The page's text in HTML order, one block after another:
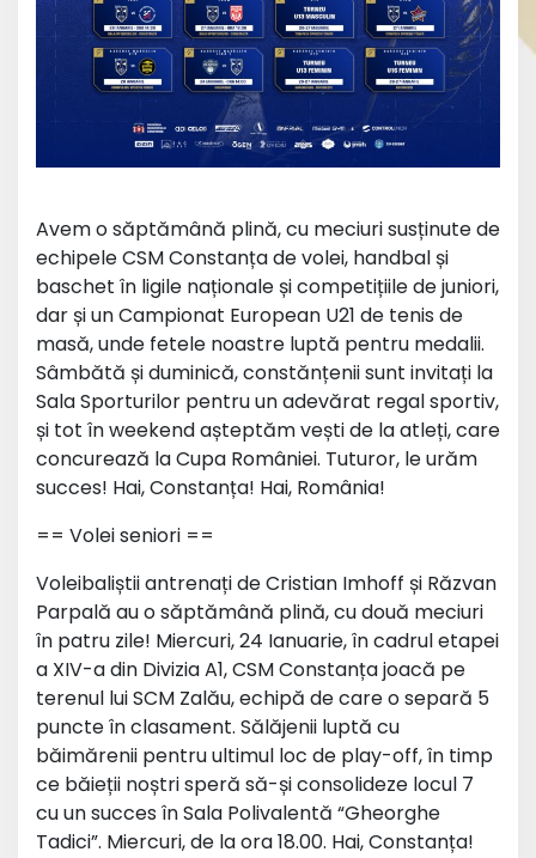
Avem o săptămână plină, cu meciuri susținute de
echipele CSM Constanța de volei, handbal și
baschet în ligile naționale și competițiile de juniori,
dar și un Campionat European U21 de tenis de
masă, unde fetele noastre luptă pentru medalii.
Sâmbătă și duminică, constănțenii sunt invitați la
Sala Sporturilor pentru un adevărat regal sportiv,
și tot în weekend așteptăm vești de la atleți, care
concurează la Cupa României. Tuturor, le urăm
succes! Hai, Constanța! Hai, România!
== Volei seniori ==
Voleibaliștii antrenați de Cristian Imhoff și Răzvan
Parpală au o săptămână plină, cu două meciuri
în patru zile! Miercuri, 24 Ianuarie, în cadrul etapei
a XIV-a din Divizia A1, CSM Constanța joacă pe
terenul lui SCM Zalău, echipă de care o separă 5
puncte în clasament. Sălăjenii luptă cu
băimărenii pentru ultimul loc de play-off, în timp
ce băieții noștri speră să-și consolideze locul 7
cu un succes în Sala Polivalentă “Gheorghe
Tadici”. Miercuri, de la ora 18.00. Hai, Constanța!